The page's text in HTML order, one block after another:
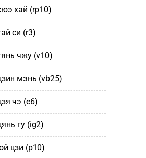
хай (rp10)
си (r3)
чжу (v10)
мэнь (vb25)
чэ (е6)
гу (ig2)
цзи (р10)